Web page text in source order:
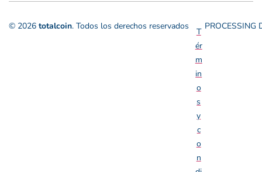
© 2026 totalcoin. Todos los derechos reservados
T
ér
m
in
o
s
y
c
o
n
PROCESSING